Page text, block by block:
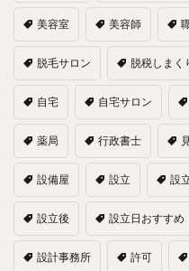
美容室 美容師
脱毛サロン 脱税しまく
自宅 自宅サロン
薬局 行政書士
設備屋 設立 設
設立後 設立日おすすめ
設計事務所 許可